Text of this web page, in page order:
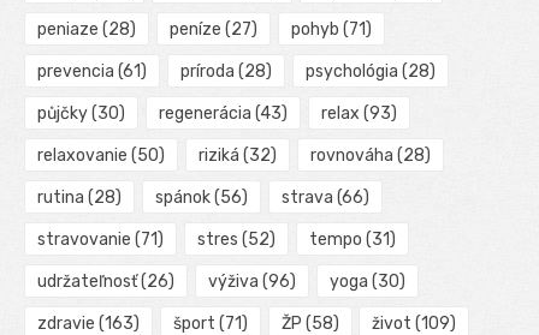
peniaze (28) peníze (27) pohyb (71)
prevencia (61) príroda (28) psychológia (28)
půjčky(30) regenerácia (43) relax (93)
relaxovanie (50) riziká (32) rovnováha (28)
rutina (28) spánok(56) strava (66)
stravovanie (71) stres (52) tempo (31)
udržateľnosť(26) výživa (96) yoga (30)
zdravie (163) šport (71) ŽP (58) život (109)